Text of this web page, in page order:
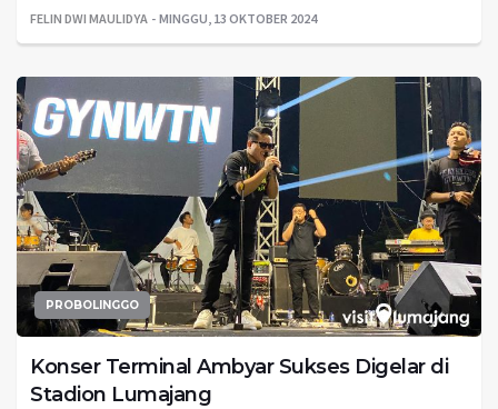
FELIN DWI MAULIDYA MINGGU, 13 OKTOBER 2024
PROBOLINGGO
Konser Terminal Ambyar Sukses Digelar di
Stadion Lumajang